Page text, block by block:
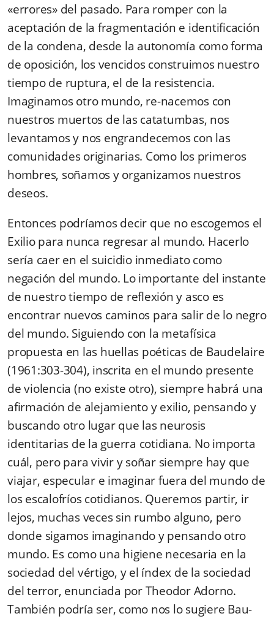
«errores» del pasado. Para romper con la
aceptación de la fragmentación e identificación
de la condena, desde la autonomía como forma
de oposición, los vencidos construimos nuestro
tiempo de ruptura, el de la resistencia.
Imaginamos otro mundo, re-nacemos con
nuestros muertos de las catatumbas, nos
levantamos y nos engrandecemos con las
comunidades originarias. Como los primeros
hombres, soñamos y organizamos nuestros
deseos.
Entonces podríamos decir que no escogemos el
Exilio para nunca regresar al mundo. Ha­cerlo
sería caer en el suicidio inmediato como
negación del mundo. Lo importante del ins­tante
de nuestro tiempo de reflexión y asco es
encontrar nuevos caminos para salir de lo negro
del mundo. Siguiendo con la metafísica
propuesta en las huellas poéticas de Baudelaire
(1961:303-304), inscrita en el mundo presente
de violencia (no existe otro), siempre habrá una
afirmación de alejamiento y exilio, pensando y
buscando otro lugar que las neurosis
identitarias de la guerra cotidiana. No importa
cuál, pero para vivir y soñar siempre hay que
viajar, especular e imaginar fuera del mundo de
los escalofríos cotidianos. Queremos partir, ir
lejos, muchas veces sin rumbo alguno, pero
donde sigamos imaginando y pensando otro
mundo. Es como una higiene necesaria en la
sociedad del vértigo, y el índex de la sociedad
del terror, enunciada por Theodor Adorno.
También podría ser, como nos lo sugiere Bau­